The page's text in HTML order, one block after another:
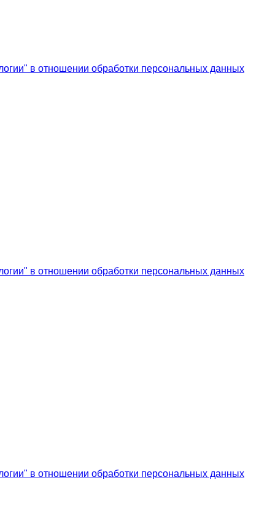
в отношении обработки персональных данных
в отношении обработки персональных данных
в отношении обработки персональных данных